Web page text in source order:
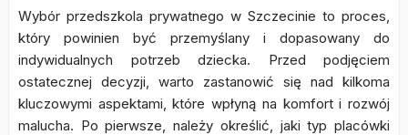
Wybór przedszkola prywatnego w Szczecinie to proces,
który powinien być przemyślany i dopasowany do
indywidualnych potrzeb dziecka. Przed podjęciem
ostatecznej decyzji, warto zastanowić się nad kilkoma
kluczowymi aspektami, które wpłyną na komfort i rozwój
malucha. Po pierwsze, należy określić, jaki typ placówki